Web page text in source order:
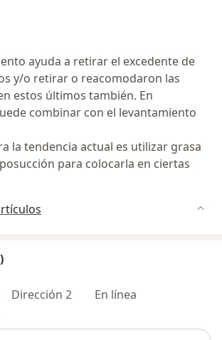
ayuda a retirar el excedente de
y/o retirar o reacomodaron las
estos últimos también. En
combinar con el levantamiento
la tendencia actual es utilizar grasa
para colocarla en ciertas
Dirección 2 En línea